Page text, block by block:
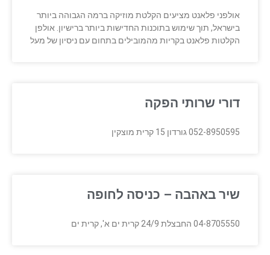
אולפני פלאנט מציעים הקלטת מוזיקה ברמה הגבוהה ביותר
בישראל, תוך שימוש בתוכנות החדישות ביותר ברישיון. אולפן
הקלטות פלאנט בקריות מהמובילים בתחום עם ניסיון של מעל
דורי שרותי הפקה
052-8950595 גורדון 15 קרית מוצקין
שיר באהבה – כניסה לחופה
04-8705550 החבצלת 24/9 קרית ים א', קרית ים